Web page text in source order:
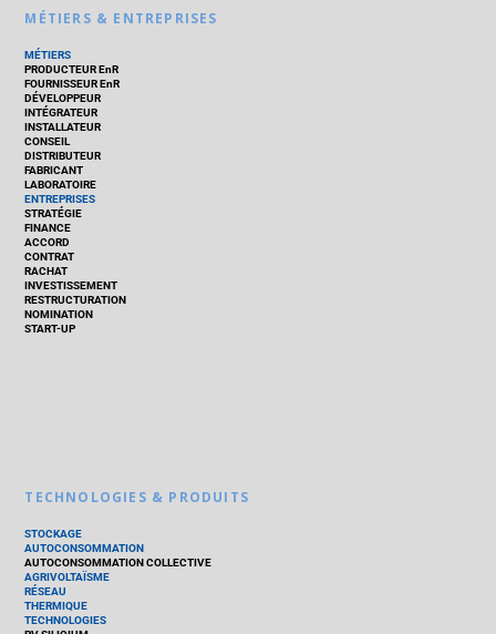
MÉTIERS & ENTREPRISES
MÉTIERS
PRODUCTEUR EnR
FOURNISSEUR EnR
DÉVELOPPEUR
INTÉGRATEUR
INSTALLATEUR
CONSEIL
DISTRIBUTEUR
FABRICANT
LABORATOIRE
ENTREPRISES
STRATÉGIE
FINANCE
ACCORD
CONTRAT
RACHAT
INVESTISSEMENT
RESTRUCTURATION
NOMINATION
START-UP
TECHNOLOGIES & PRODUITS
STOCKAGE
AUTOCONSOMMATION
AUTOCONSOMMATION COLLECTIVE
AGRIVOLTAÏSME
RÉSEAU
THERMIQUE
TECHNOLOGIES